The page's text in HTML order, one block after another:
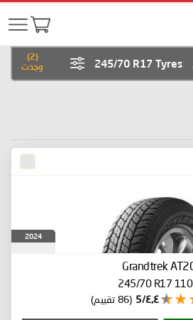
(
2
)
وجدت
245/70 R17 Tyres
2024
Grandtrek
245/70 R17 110
٤٫٤/5 (86 تقييم)